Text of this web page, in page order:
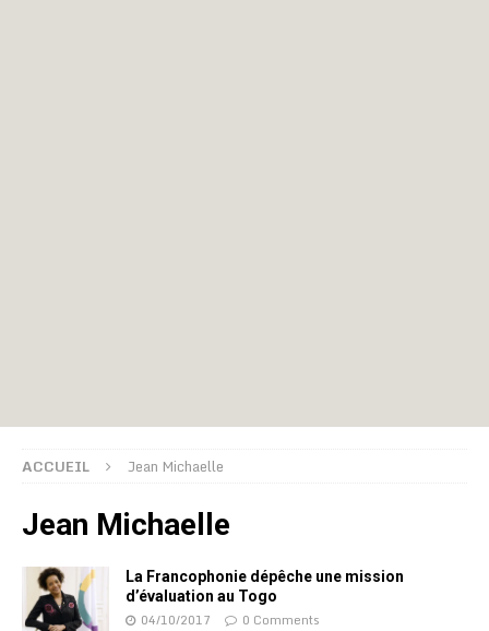
ACCUEIL Jean Michaelle
Jean Michaelle
La Francophonie dépêche une mission
d’évaluation au Togo
04/10/2017 0 Comments